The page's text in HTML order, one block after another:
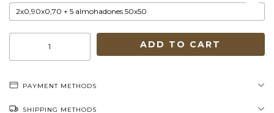
PAYMENT METHODS
SHIPPING METHODS